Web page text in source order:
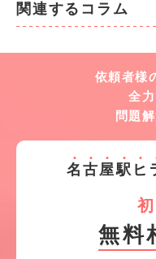
関連するコラム
依頼者様
全力
問題
名 古屋駅 ヒ
無料